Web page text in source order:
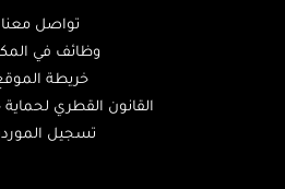
تواصل معنا
وظائف في
خريطة
القانون القطري
تسجيل